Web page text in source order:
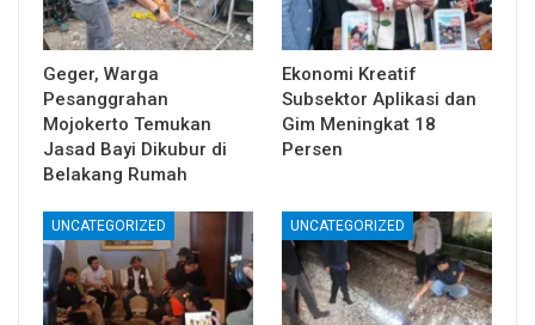
Geger, Warga
Pesanggrahan
Mojokerto Temukan
Jasad Bayi Dikubur di
Belakang Rumah
Ekonomi Kreatif
Subsektor Aplikasi dan
Gim Meningkat 18
Persen
UNCATEGORIZED UNCATEGORIZED